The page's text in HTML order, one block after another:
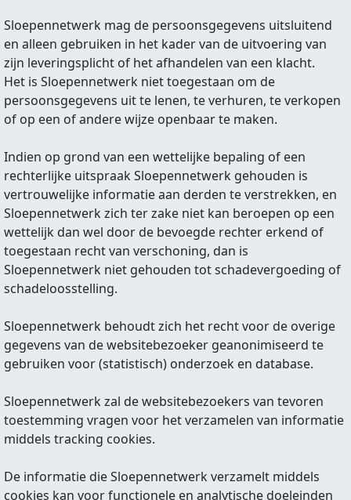
Sloepennetwerk mag de persoonsgegevens uitsluitend
en alleen gebruiken in het kader van de uitvoering van
zijn leveringsplicht of het afhandelen van een klacht.
Het is Sloepennetwerk niet toegestaan om de
persoonsgegevens uit te lenen, te verhuren, te verkopen
of op een of andere wijze openbaar te maken.
Indien op grond van een wettelijke bepaling of een
rechterlijke uitspraak Sloepennetwerk gehouden is
vertrouwelijke informatie aan derden te verstrekken, en
Sloepennetwerk zich ter zake niet kan beroepen op een
wettelijk dan wel door de bevoegde rechter erkend of
toegestaan recht van verschoning, dan is
Sloepennetwerk niet gehouden tot schadevergoeding of
schadeloosstelling.
Sloepennetwerk behoudt zich het recht voor de overige
gegevens van de websitebezoeker geanonimiseerd te
gebruiken voor (statistisch) onderzoek en database.
Sloepennetwerk zal de websitebezoekers van tevoren
toestemming vragen voor het verzamelen van informatie
middels tracking cookies.
De informatie die Sloepennetwerk verzamelt middels
cookies kan voor functionele en analytische doeleinden